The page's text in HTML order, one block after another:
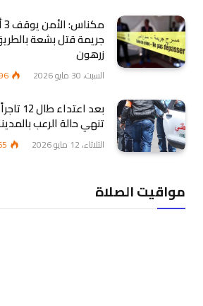
جريمة قتل بشعة
زرهون
السبت، 30 مايو 2026
بعد
تنهي حالة الرعب
الثلاثاء، 12 مايو 2026
مواقيت الصلاة